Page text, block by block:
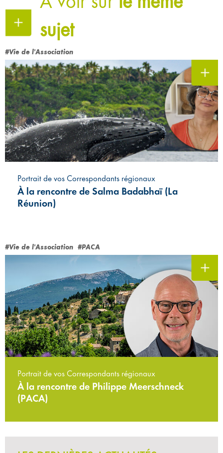
sujet
#Vie de l'Association
Portrait de vos Correspondants régionaux
À la rencontre de Salma Badabhaï (La
Réunion)
#Vie de l'Association #PACA
Portrait de vos Correspondants régionaux
À la rencontre de Philippe Meerschneck
(PACA)